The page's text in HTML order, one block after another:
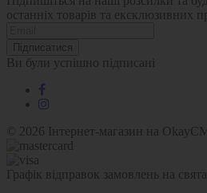
останніх товарів та ексклюзивних
Підписатися
Ви були успішно підписані
© 2026 Інтернет-магазин на
Графік відправок замовлень на свята